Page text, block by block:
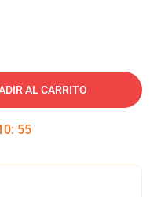
AL CARRITO
: 54